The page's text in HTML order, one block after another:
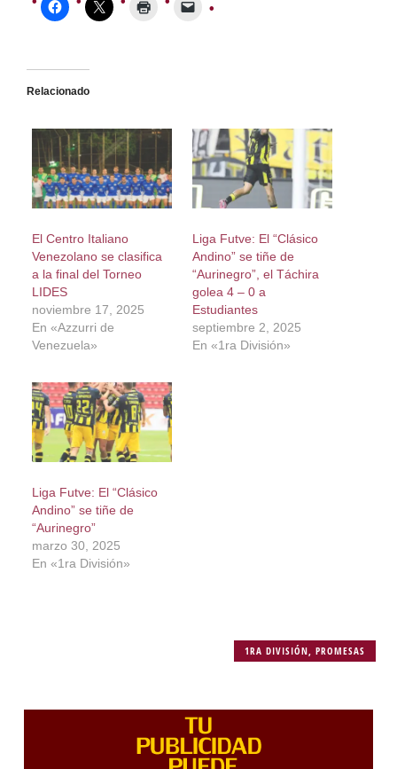
Relacionado
El Centro Italiano
Venezolano se clasifica
a la final del Torneo
LIDES
noviembre 17, 2025
En «Azzurri de
Venezuela»
Liga Futve: El “Clásico
Andino” se tiñe de
“Aurinegro”, el Táchira
golea 4 – 0 a
Estudiantes
septiembre 2, 2025
En «1ra División»
Liga Futve: El “Clásico
Andino” se tiñe de
“Aurinegro”
marzo 30, 2025
En «1ra División»
1RA DIVISIÓN,PROMESAS